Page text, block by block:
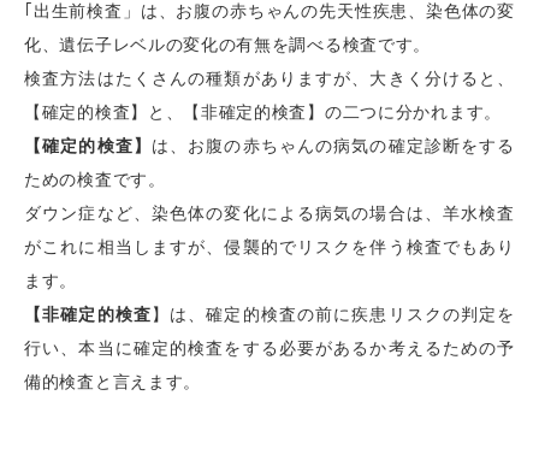
｢出生前検査」は、お腹の赤ちゃんの先天性疾患、染色体の変
化、遺伝子レベルの変化の有無を調べる検査です。
検査方法はたくさんの種類がありますが、大きく分けると、
【確定的検査】と、【非確定的検査】の二つに分かれます。
【確定的検査】 は、お腹の赤ちゃんの病気の確定診断をする
ための検査です。
ダウン症など、染色体の変化による病気の場合は、羊水検査
がこれに相当しますが、侵襲的でリスクを伴う検査でもあり
ます。
【非確定的検査】は、確定的検査の前に疾患リスクの判定を
行い、本当に確定的検査をする必要があるか考えるための予
備的検査と言えます。